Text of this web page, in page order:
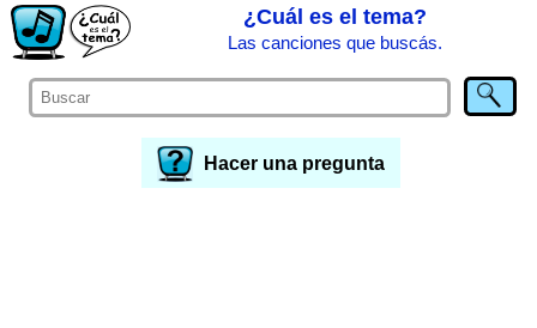
¿Cuál es el tema?
Las canciones que buscás.
Hacer una pregunta